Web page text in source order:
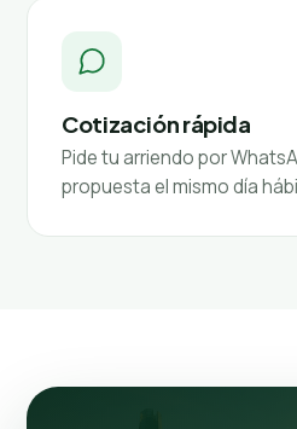
Cotización rápida
Pide tu arriendo por
propuesta el mismo día